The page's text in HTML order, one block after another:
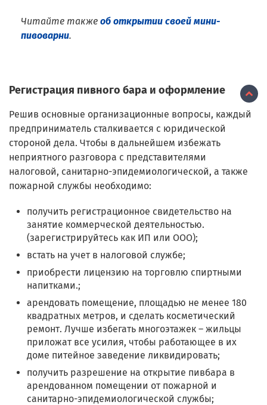
Читайте также об открытии своей мини-
пивоварни.
Регистрация пивного бара и оформление
Решив основные организационные вопросы, каждый
предприниматель сталкивается с юридической
стороной дела. Чтобы в дальнейшем избежать
неприятного разговора с представителями
налоговой, санитарно-эпидемиологической, а также
пожарной службы необходимо:
получить регистрационное свидетельство на
занятие коммерческой деятельностью.
(зарегистрируйтесь как ИП или ООО);
встать на учет в налоговой службе;
приобрести лицензию на торговлю спиртными
напитками.;
арендовать помещение, площадью не менее 180
квадратных метров, и сделать косметический
ремонт. Лучше избегать многоэтажек – жильцы
приложат все усилия, чтобы работающее в их
доме питейное заведение ликвидировать;
получить разрешение на открытие пивбара в
арендованном помещении от пожарной и
санитарно-эпидемиологической службы;